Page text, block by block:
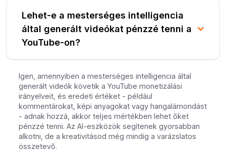
Lehet-e a mesterséges intelligencia
által generált videókat pénzzé tenni a
YouTube-on?
Igen, amennyiben a mesterséges intelligencia által
generált videók követik a YouTube monetizálási
irányelveit, és eredeti értéket - például
kommentárokat, képi anyagokat vagy hangalámondást
- adnak hozzá, akkor teljes mértékben lehet őket
pénzzé tenni. Az AI-eszközök segítenek gyorsabban
alkotni, de a kreativitásod még mindig a varázslatos
összetevő.